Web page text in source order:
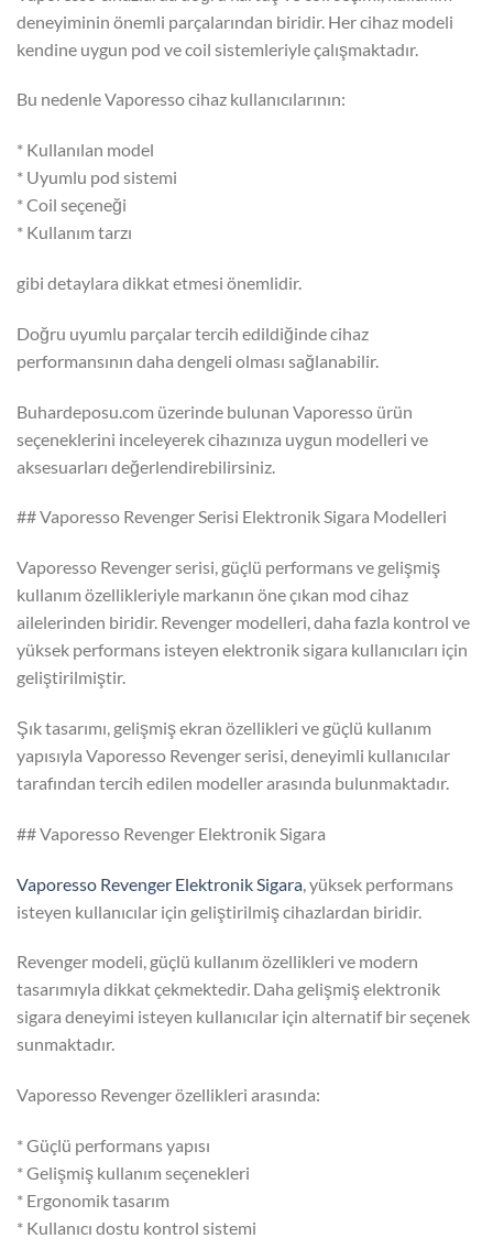
deneyiminin önemli parçalarından biridir. Her cihaz modeli
kendine uygun pod ve coil sistemleriyle çalışmaktadır.
Bu nedenle Vaporesso cihaz kullanıcılarının:
* Kullanılan model
* Uyumlu pod sistemi
* Coil seçeneği
* Kullanım tarzı
gibi detaylara dikkat etmesi önemlidir.
Doğru uyumlu parçalar tercih edildiğinde cihaz
performansının daha dengeli olması sağlanabilir.
Buhardeposu.com üzerinde bulunan Vaporesso ürün
seçeneklerini inceleyerek cihazınıza uygun modelleri ve
aksesuarları değerlendirebilirsiniz.
## Vaporesso Revenger Serisi Elektronik Sigara Modelleri
Vaporesso Revenger serisi, güçlü performans ve gelişmiş
kullanım özellikleriyle markanın öne çıkan mod cihaz
ailelerinden biridir. Revenger modelleri, daha fazla kontrol ve
yüksek performans isteyen elektronik sigara kullanıcıları için
geliştirilmiştir.
Şık tasarımı, gelişmiş ekran özellikleri ve güçlü kullanım
yapısıyla Vaporesso Revenger serisi, deneyimli kullanıcılar
tarafından tercih edilen modeller arasında bulunmaktadır.
## Vaporesso Revenger Elektronik Sigara
Vaporesso Revenger Elektronik Sigara , yüksek performans
isteyen kullanıcılar için geliştirilmiş cihazlardan biridir.
Revenger modeli, güçlü kullanım özellikleri ve modern
tasarımıyla dikkat çekmektedir. Daha gelişmiş elektronik
sigara deneyimi isteyen kullanıcılar için alternatif bir seçenek
sunmaktadır.
Vaporesso Revenger özellikleri arasında:
* Güçlü performans yapısı
* Gelişmiş kullanım seçenekleri
* Ergonomik tasarım
* Kullanıcı dostu kontrol sistemi